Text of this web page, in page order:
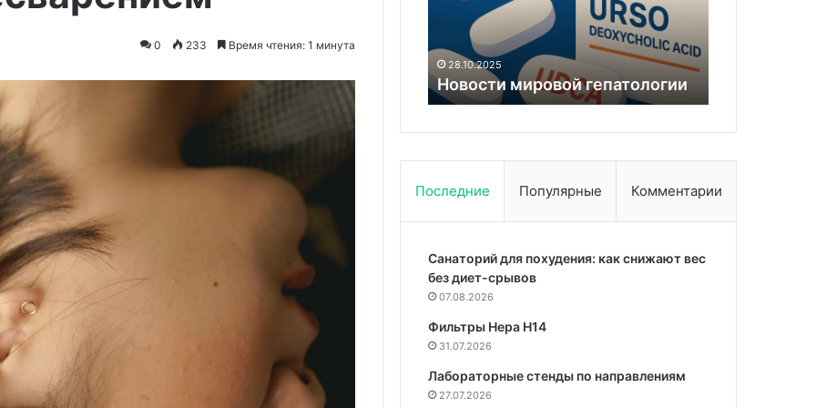
0 233 Время чтения: 1 минута
Новости мировой гепатологии
11.02.2025
Зубы мудрости
Последние Популярные Комментарии
Санаторий для похудения: как снижают вес
без диет-срывов
07.08.2026
Фильтры Hepa Н14
31.07.2026
Лабораторные стенды по направлениям
27.07.2026